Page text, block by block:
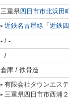
三重県四日市市北浜田
近鉄名古屋線 「 近鉄
- / -
- / -
倉庫 / 鉄骨造
有限会社タウンエス
三重県四日市市西浦